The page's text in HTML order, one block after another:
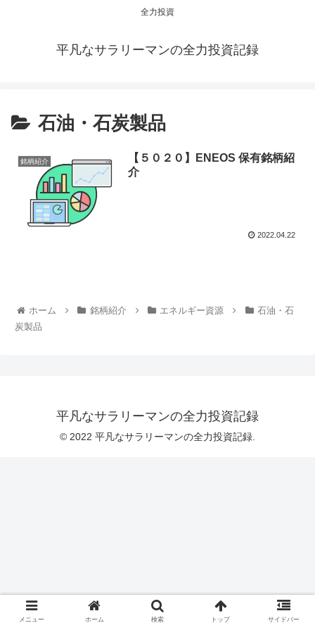
全力投資
平凡なサラリーマンの全力投資記録
石油・石炭製品
銘柄紹介
【５０２０】ENEOS 保有銘柄紹
介
2022.04.22
ホーム 銘柄紹介 エネルギー資源
石油・石
炭製品
平凡なサラリーマンの全力投資記録
© 2022 平凡なサラリーマンの全力投資記録.
メニュー ホーム 検索 トップ サイドバー